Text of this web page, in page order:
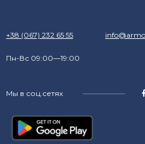
+38 (067) 232 65 55
Пн-Вс 09:00—19:00
Мы в соц.сетях